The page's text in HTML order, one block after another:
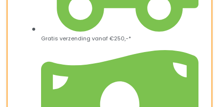
Gratis verzending vanaf €250,-*